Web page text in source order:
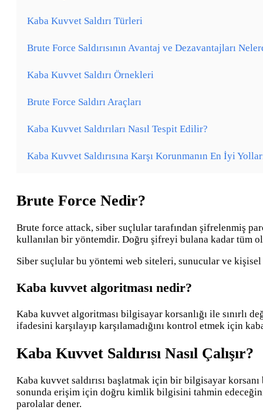
Kaba Kuvvet Saldırı Türleri
Brute Force Saldırısının Avantaj ve Dezavantajları
Kaba Kuvvet Saldırı Örnekleri
Brute Force Saldırı Araçları
Kaba Kuvvet Saldırıları Nasıl Tespit Edilir?
Kaba Kuvvet Saldırısına Karşı Korunmanın En İyi
Brute Force Nedir?
Brute force attack, siber suçlular tarafından şifrelenmiş
kullanılan bir yöntemdir. Doğru şifreyi bulana kadar tüm
Siber suçlular bu yöntemi web siteleri, sunucular ve
Kaba kuvvet algoritması nedir?
Kaba kuvvet algoritması bilgisayar korsanlığı ile sınırlı
ifadesini karşılayıp karşılamadığını kontrol etmek için
Kaba Kuvvet Saldırısı Nasıl Çalışır?
Kaba kuvvet saldırısı başlatmak için bir bilgisayar
sonunda erişim için doğru kimlik bilgisini tahmin edeceğini
parolalar dener.